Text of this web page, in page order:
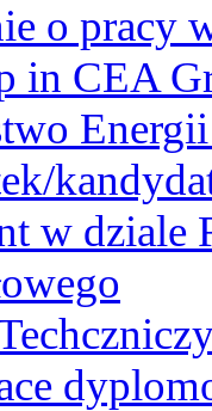
o pracy
in CEA
w dziale